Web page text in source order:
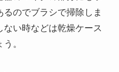
のでブラシで掃除しま
ない時などは乾燥ケース
。